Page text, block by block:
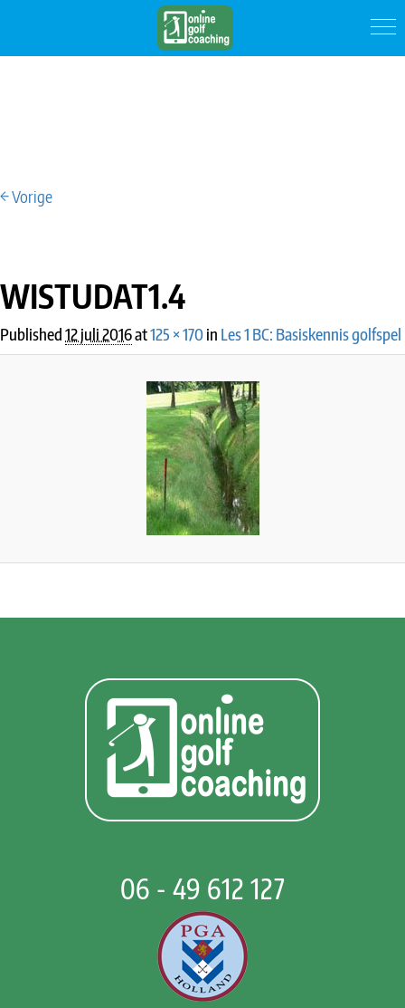
IMAGE NAVIGATION
← Vorige
WISTUDAT1.4
Published12 juli 2016at125 × 170in Les 1 BC: Basiskennis golfspel
06 - 49 612 127